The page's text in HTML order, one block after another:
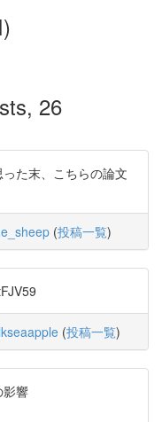
26
た末、こちらの論文
(投稿一覧)
(投稿一覧)
影響